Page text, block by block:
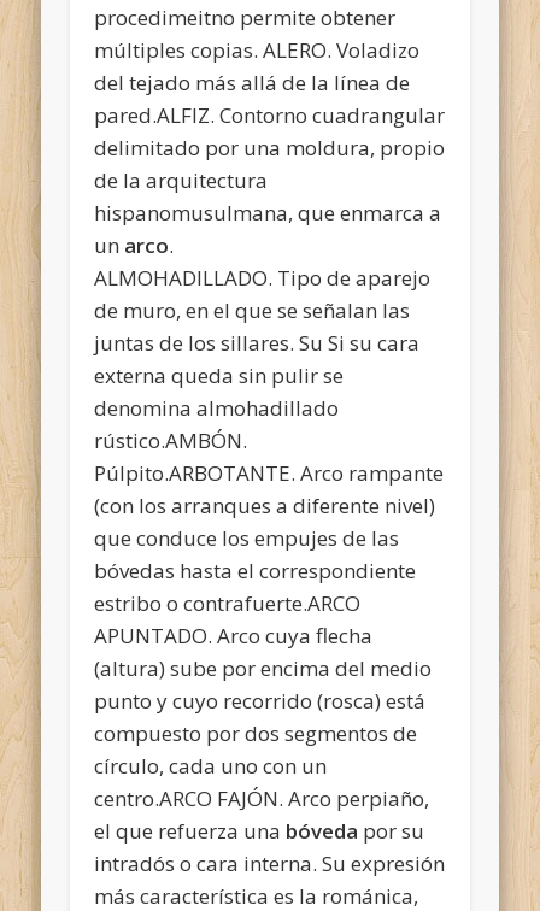
procedimeitno permite obtener
múltiples copias. ALERO. Voladizo
del tejado más allá de la línea de
pared.ALFIZ. Contorno cuadrangular
delimitado por una moldura, propio
de la arquitectura
hispanomusulmana, que enmarca a
un arco.
ALMOHADILLADO. Tipo de aparejo
de muro, en el que se señalan las
juntas de los sillares. Su Si su cara
externa queda sin pulir se
denomina almohadillado
rústico.AMBÓN.
Púlpito.ARBOTANTE. Arco rampante
(con los arranques a diferente nivel)
que conduce los empujes de las
bóvedas hasta el correspondiente
estribo o contrafuerte.ARCO
APUNTADO. Arco cuya flecha
(altura) sube por encima del medio
punto y cuyo recorrido (rosca) está
compuesto por dos segmentos de
círculo, cada uno con un
centro.ARCO FAJÓN. Arco perpiaño,
el que refuerza una bóveda por su
intradós o cara interna. Su expresión
más característica es la románica,